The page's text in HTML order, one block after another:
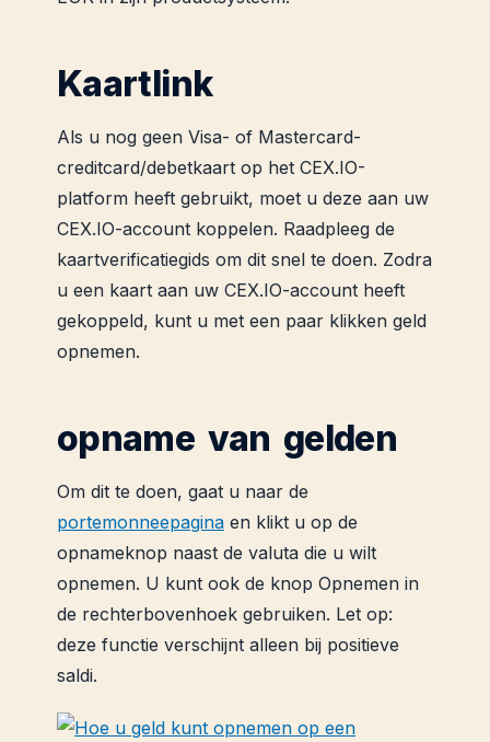
Kaartlink
Als u nog geen Visa- of Mastercard-
creditcard/debetkaart op het CEX.IO-
platform heeft gebruikt, moet u deze aan uw
CEX.IO-account koppelen. Raadpleeg de
kaartverificatiegids om dit snel te doen. Zodra
u een kaart aan uw CEX.IO-account heeft
gekoppeld, kunt u met een paar klikken geld
opnemen.
opname van gelden
Om dit te doen, gaat u naar de
portemonneepagina en klikt u op de
opnameknop naast de valuta die u wilt
opnemen. U kunt ook de knop Opnemen in
de rechterbovenhoek gebruiken. Let op:
deze functie verschijnt alleen bij positieve
saldi.